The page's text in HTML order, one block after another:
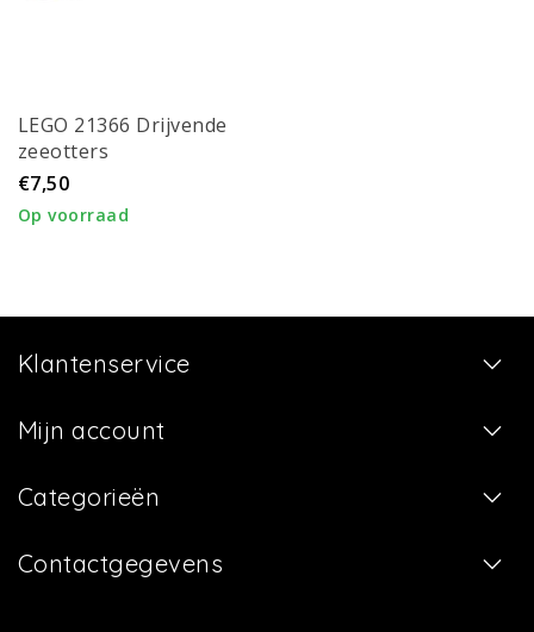
LEGO 21366 Drijvende
zeeotters
€7,50
Op voorraad
Klantenservice
Mijn account
Categorieën
Contactgegevens